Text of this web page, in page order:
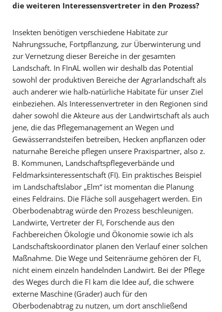
die weiteren Interessensvertreter in den Prozess?
Insekten benötigen verschiedene Habitate zur
Nahrungssuche, Fortpflanzung, zur Überwinterung und
zur Vernetzung dieser Bereiche in der gesamten
Landschaft. In FInAL wollen wir deshalb das Potential
sowohl der produktiven Bereiche der Agrarlandschaft als
auch anderer wie halb-natürliche Habitate für unser Ziel
einbeziehen. Als Interessenvertreter in den Regionen sind
daher sowohl die Akteure aus der Landwirtschaft als auch
jene, die das Pflegemanagement an Wegen und
Gewässerrandsteifen betreiben, Hecken anpflanzen oder
naturnahe Bereiche pflegen unsere Praxispartner, also z.
B. Kommunen, Landschaftspflegeverbände und
Feldmarksinteressentschaft (FI). Ein praktisches Beispiel
im Landschaftslabor „Elm“ ist momentan die Planung
eines Feldrains. Die Fläche soll ausgehagert werden. Ein
Oberbodenabtrag würde den Prozess beschleunigen.
Landwirte, Vertreter der FI, Forschende aus den
Fachbereichen Ökologie und Ökonomie sowie ich als
Landschaftskoordinator planen den Verlauf einer solchen
Maßnahme. Die Wege und Seitenräume gehören der FI,
nicht einem einzeln handelnden Landwirt. Bei der Pflege
des Weges durch die FI kam die Idee auf, die schwere
externe Maschine (Grader) auch für den
Oberbodenabtrag zu nutzen, um dort anschließend